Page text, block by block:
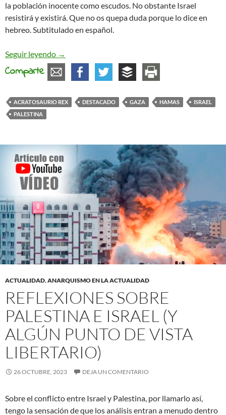
la población inocente como escudos. No obstante Israel
resistirá y existirá. Que no os quepa duda porque lo dice en
hebreo. Subtitulado en español.
Seguir leyendo Películas de miedo
→
Comparte
ACRATOSAURIO REX DESTACADO GAZA HAMAS
ISRAEL
PALESTINA
ACTUALIDAD,ANARQUISMO EN LA ACTUALIDAD
REFLEXIONES SOBRE
PALESTINA E ISRAEL (Y
ALGÚN PUNTO DE VISTA
LIBERTARIO)
26 OCTUBRE, 2023 DEJA UN COMENTARIO
Sobre el conflicto entre Israel y Palestina, por llamarlo así,
tengo la sensación de que los análisis entran a menudo dentro